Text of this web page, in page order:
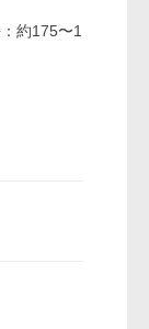
約175〜1